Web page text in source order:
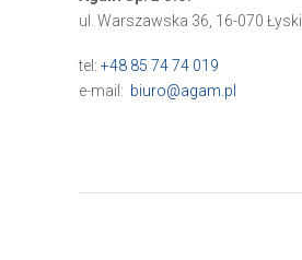
ul. Warszawska 36, 16-070 Łyski
tel: +48 85 74 74 019
e-mail: biuro@agam.pl